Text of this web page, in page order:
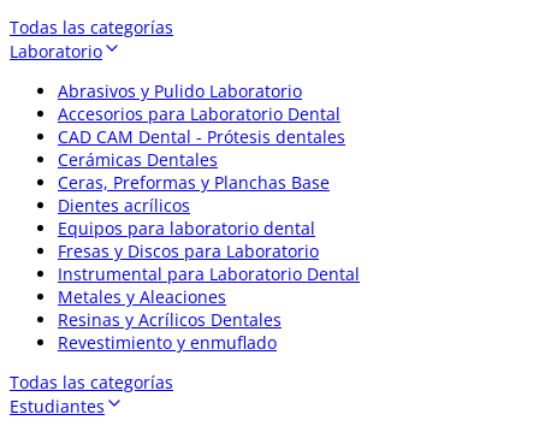
Todas las categorías
Laboratorio
Abrasivos y Pulido Laboratorio
Accesorios para Laboratorio Dental
CAD CAM Dental - Prótesis dentales
Cerámicas Dentales
Ceras, Preformas y Planchas Base
Dientes acrílicos
Equipos para laboratorio dental
Fresas y Discos para Laboratorio
Instrumental para Laboratorio Dental
Metales y Aleaciones
Resinas y Acrílicos Dentales
Revestimiento y enmuflado
Todas las categorías
Estudiantes